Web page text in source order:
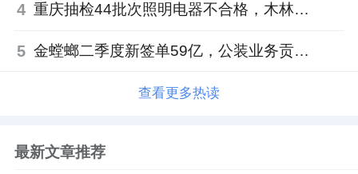
4 重庆抽检44批次照明电器不合格，木林森全资子公司被点名
5 金螳螂二季度新签单59亿，公装业务贡献逾八成
查看更多热读
最新文章推荐